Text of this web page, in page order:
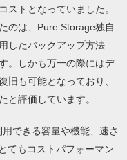
ストとなっていました。
のは、Pure Storage独自
したバックアップ方法
。しかも万一の際にはデ
旧も可能となっており、
と評価しています。
できる容量や機能、速さ
てもコストパフォーマン